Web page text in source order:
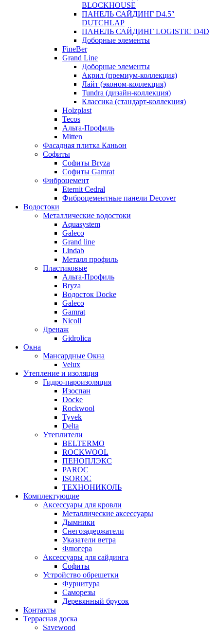
BLOCKHOUSE
ПАНЕЛЬ САЙДИНГ D4.5″
DUTCHLAP
ПАНЕЛЬ САЙДИНГ LOGISTIC D4D
Доборные элементы
FineBer
Grand Line
Доборные элементы
Акрил (премиум-коллекция)
Лайт (эконом-коллекция)
Tundra (дизайн-коллекция)
Классика (стандарт-коллекция)
Holzplast
Tecos
Альта-Профиль
Mitten
Фасадная плитка Каньон
Софиты
Софиты Bryza
Софиты Gamrat
Фиброцемент
Eternit Cedral
Фиброцементные панели Decover
Водостоки
Металлические водостоки
Aquasystem
Galeco
Grand line
Lindab
Металл профиль
Пластиковые
Альта-Профиль
Bryza
Водосток Docke
Galeco
Gamrat
Nicoll
Дренаж
Gidrolica
Окна
Мансардные Окна
Velux
Утепление и изоляция
Гидро-пароизоляция
Изоспан
Docke
Rockwool
Tyvek
Delta
Утеплители
BELTERMO
ROCKWOOL
ПЕНОПЛЭКС
PAROC
ISOROC
ТЕХНОНИКОЛЬ
Комплектующие
Аксессуары для кровли
Металлические аксессуары
Дымники
Снегозадержатели
Указатели ветра
Флюгера
Аксессуары для сайдинга
Софиты
Устройство обрешетки
Фурнитура
Саморезы
Деревянный брусок
Контакты
Террасная доска
Savewood